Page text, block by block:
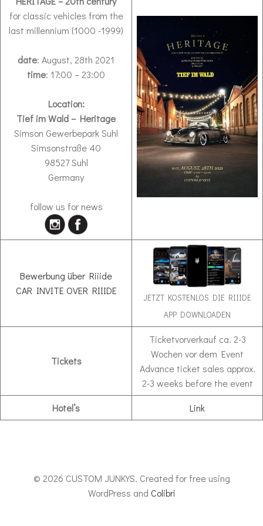
for classic vehicles from the
last millennium (1000 -1999)
date: August, 28th 2021
time: 17:00 – 23:00
Location:
Tief im Wald – Heritage
Simson Gewerbepark Suhl
Simsonstraße 40
98527 Suhl
Germany
follow us for news
Bewerbung über Riiide
CAR INVITE OVER RIIIDE
JETZT KOSTENLOS DIE RIIIDE
APP DOWNLOADEN
Tickets
Ticketvorverkauf ca. 2-3
Wochen vor dem Event
Advance ticket sales approx.
2-3 weeks before the event
Hotel’s
Link
© 2026 CUSTOM JUNKYS. Created for free using
WordPress and Colibri